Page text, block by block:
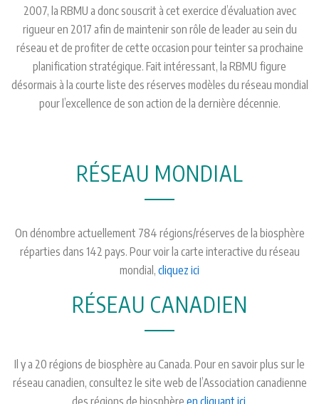
2007, la RBMU a donc souscrit à cet exercice d’évaluation avec
rigueur en 2017 afin de maintenir son rôle de leader au sein du
réseau et de profiter de cette occasion pour teinter sa prochaine
planification stratégique. Fait intéressant, la RBMU figure
désormais à la courte liste des réserves modèles du réseau mondial
pour l’excellence de son action de la dernière décennie.
RÉSEAU MONDIAL
On dénombre actuellement 784 régions/réserves de la biosphère
réparties dans 142 pays. Pour voir la carte interactive du réseau
mondial, cliquez ici
RÉSEAU CANADIEN
Il y a 20 régions de biosphère au Canada. Pour en savoir plus sur le
réseau canadien, consultez le site web de l’Association canadienne
des régions de biosphère en cliquant ici.